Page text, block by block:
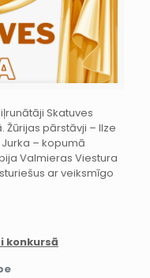
Skatuves
pārstāvji – Ilze
Jurka – kopumā
Valmieras Viestura
ar veiksmīgo
konkursā